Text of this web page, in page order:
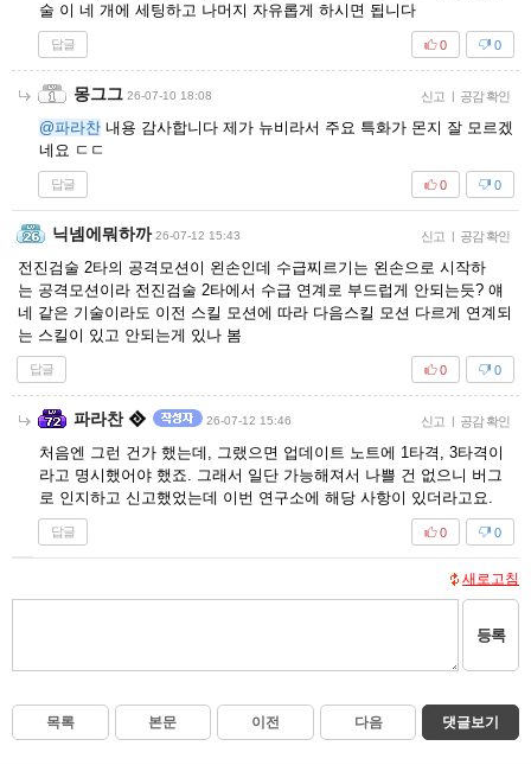
술 이 네 개에 세팅하고 나머지 자유롭게 하시면 됩니다
답글 0
0
몽그그 26-07-10 18:08 신고 | 공감 확인
@파라찬 내용 감사합니다 제가 뉴비라서 주요 특화가 몬지 잘 모르겠
네요 ㄷㄷ
답글 0
0
닉넴에뭐하까 26-07-12 15:43 신고 | 공감 확인
전진검술 2타의 공격모션이 왼손인데 수급찌르기는 왼손으로 시작하
는 공격모션이라 전진검술 2타에서 수급 연계로 부드럽게 안되는듯? 얘
네 같은 기술이라도 이전 스킬 모션에 따라 다음스킬 모션 다르게 연계되
는 스킬이 있고 안되는게 있나 봄
답글 0
0
파라찬 26-07-12 15:46 신고 | 공감 확인
처음엔 그런 건가 했는데, 그랬으면 업데이트 노트에 1타격, 3타격이
라고 명시했어야 했죠. 그래서 일단 가능해져서 나쁠 건 없으니 버그
로 인지하고 신고했었는데 이번 연구소에 해당 사항이 있더라고요.
답글 0
0
새로고침
등록
목록 본문 이전 다음 댓글보기